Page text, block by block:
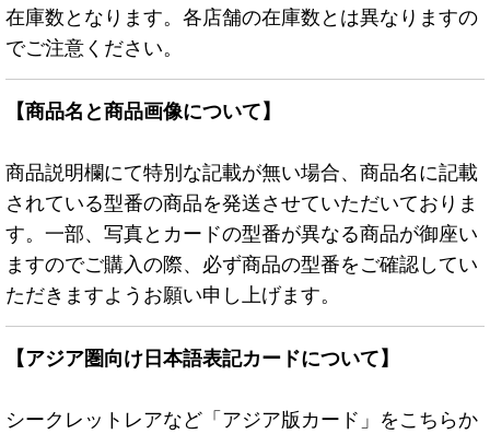
在庫数となります。各店舗の在庫数とは異なりますの
でご注意ください。
【商品名と商品画像について】
商品説明欄にて特別な記載が無い場合、商品名に記載
されている型番の商品を発送させていただいておりま
す。一部、写真とカードの型番が異なる商品が御座い
ますのでご購入の際、必ず商品の型番をご確認してい
ただきますようお願い申し上げます。
【アジア圏向け日本語表記カードについて】
シークレットレアなど「アジア版カード」をこちらか